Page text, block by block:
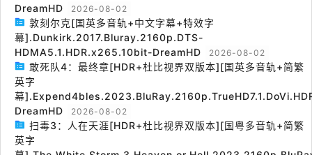
DreamHD
2026-08-02
敦刻尔克[国英多音轨+中文字幕+特效字
幕].Dunkirk.2017.Bluray.2160p.DTS-
HDMA5.1.HDR.x265.10bit-DreamHD
2026-08-02
敢死队4：最终章[HDR+杜比视界双版本][国英多音轨+简繁
英字
幕
DreamHD
2026-08-02
扫毒3：人在天涯[HDR+杜比视界双版本][国粤多音轨+简繁
英字